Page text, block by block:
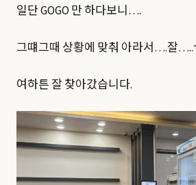
일단 GOGO 만 하다보니….
그떄그때 상황에 맞춰 아라서….잘…..
여하튼 잘 찾아갔습니다.